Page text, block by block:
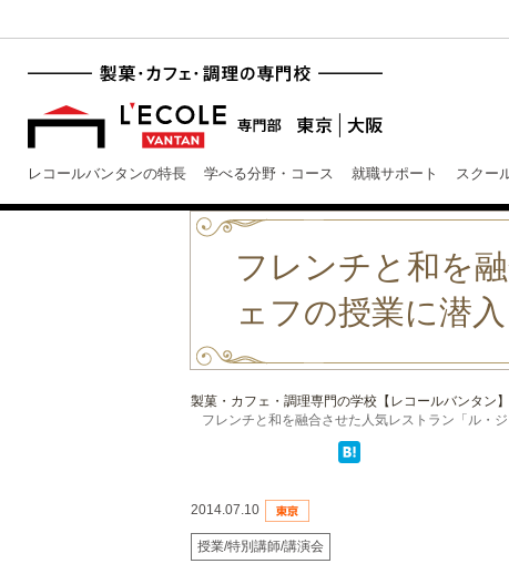
レコールバンタンの特長 学べる分野・コース 就職サポート スクー
フレンチと和を
ェフの授業に潜
製菓・カフェ・調理専門の学校【レコールバンタン】
フレンチと和を融合させた人気レストラン「ル・
2014.07.10
授業/特別講師/講演会